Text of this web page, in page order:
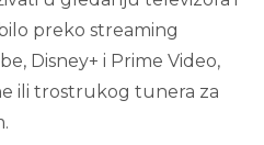
preko streaming
Disney+ i Prime Video,
ili trostrukog tunera za